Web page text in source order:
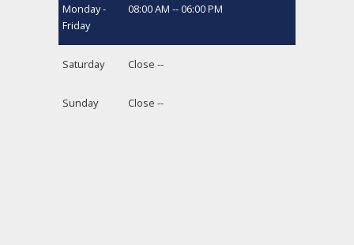
Monday -
Friday
08:00 AM -- 06:00 PM
Saturday Close --
Sunday Close --